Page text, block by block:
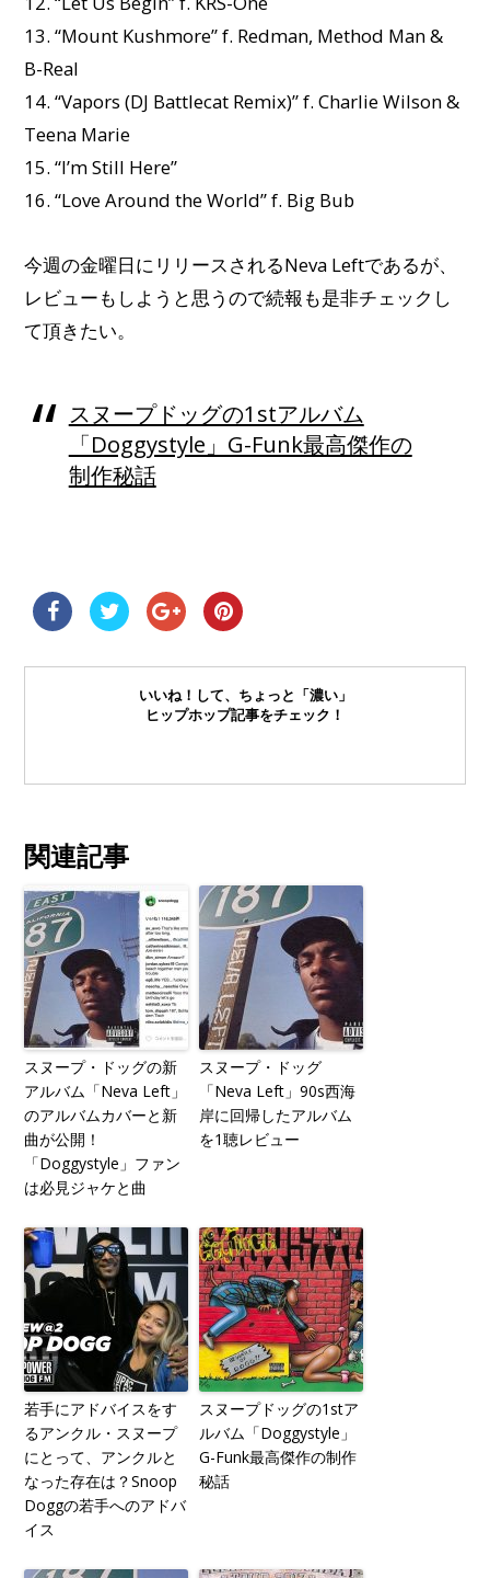
13. “Mount Kushmore” f. Redman, Method Man &
B-Real
14. “Vapors (DJ Battlecat Remix)” f. Charlie Wilson &
Teena Marie
15. “I’m Still Here”
16. “Love Around the World” f. Big Bub
今週の金曜日にリリースされるNeva Leftであるが、
レビューもしようと思うので続報も是非チェックし
て頂きたい。
スヌープドッグの1stアルバム
「Doggystyle」G-Funk最高傑作の
制作秘話
いいね！して、ちょっと「濃い」
ヒップホップ記事をチェック！
関連記事
スヌープ・ドッグの新
アルバム「Neva Left」
のアルバムカバーと新
曲が公開！
「Doggystyle」ファン
は必見ジャケと曲
スヌープ・ドッグ
「Neva Left」90s西海
岸に回帰したアルバム
を1聴レビュー
若手にアドバイスをす
るアンクル・スヌープ
にとって、アンクルと
なった存在は？Snoop
Doggの若手へのアドバ
イス
スヌープドッグの1stア
ルバム「Doggystyle」
G-Funk最高傑作の制作
秘話